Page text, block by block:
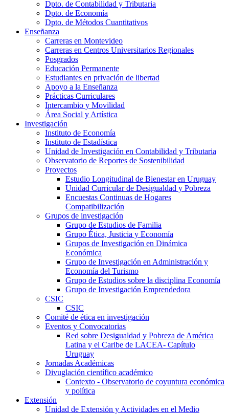
Dpto. de Contabilidad y Tributaria
Dpto. de Economía
Dpto. de Métodos Cuantitativos
Enseñanza
Carreras en Montevideo
Carreras en Centros Universitarios Regionales
Posgrados
Educación Permanente
Estudiantes en privación de libertad
Apoyo a la Enseñanza
Prácticas Curriculares
Intercambio y Movilidad
Área Social y Artística
Investigación
Instituto de Economía
Instituto de Estadística
Unidad de Investigación en Contabilidad y Tributaria
Observatorio de Reportes de Sostenibilidad
Proyectos
Estudio Longitudinal de Bienestar en Uruguay
Unidad Curricular de Desigualdad y Pobreza
Encuestas Continuas de Hogares
Compatibilización
Grupos de investigación
Grupo de Estudios de Familia
Grupo Ética, Justicia y Economía
Grupos de Investigación en Dinámica
Económica
Grupo de Investigación en Administración y
Economía del Turismo
Grupo de Estudios sobre la disciplina Economía
Grupo de Investigación Emprendedora
CSIC
CSIC
Comité de ética en investigación
Eventos y Convocatorias
Red sobre Desigualdad y Pobreza de América
Latina y el Caribe de LACEA- Capítulo
Uruguay
Jornadas Académicas
Divuglación científico académico
Contexto - Observatorio de coyuntura económica
y política
Extensión
Unidad de Extensión y Actividades en el Medio